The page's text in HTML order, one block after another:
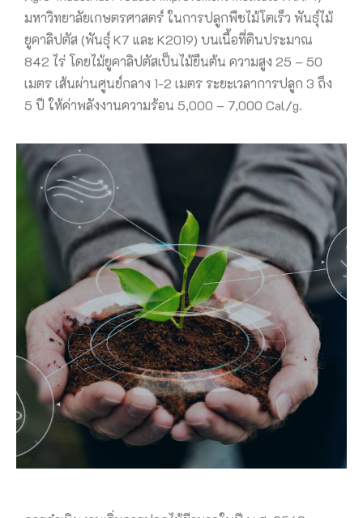
มหาวิทยาลัยเกษตรศาสตร์ ในการปลูกพืชไม้โตเร็ว พันธุ์ไม้
ยูคาลิปตัส (พันธุ์ K7 และ K2019) บนเนื้อที่ดินประมาณ
842 ไร่ โดยไม้ยูคาลิปตัสเป็นไม้ยืนต้น ความสูง 25 – 50
เมตร เส้นผ่านศูนย์กลาง 1-2 เมตร ระยะเวลาการปลูก 3 ถึง
5 ปี ให้ค่าพลังงานความร้อน 5,000 – 7,000 Cal/g.